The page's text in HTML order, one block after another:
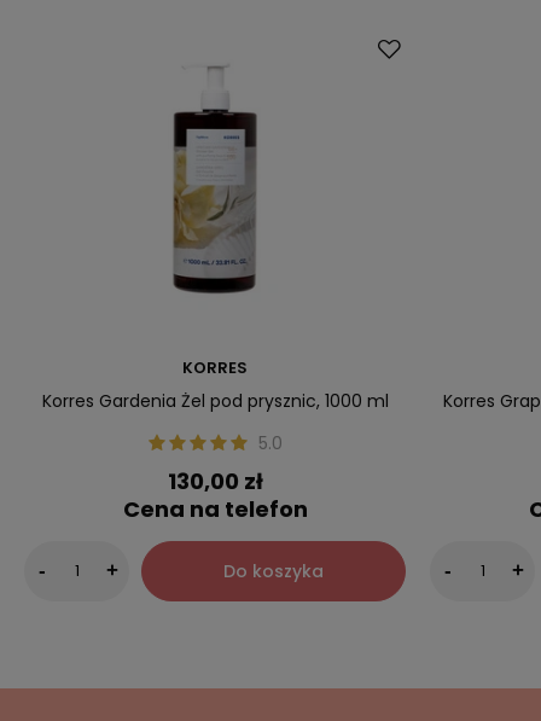
KORRES
Korres Gardenia Żel pod prysznic, 1000 ml
5.0
130,00 zł
Cena na telefon
- + Do koszyka
Korres
- +